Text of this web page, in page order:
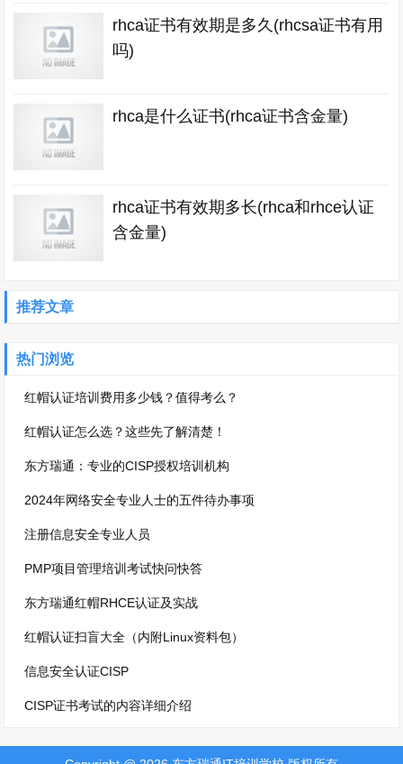
rhca证书有效期是多久(rhcsa证书有用
吗)
rhca是什么证书(rhca证书含金量)
rhca证书有效期多长(rhca和rhce认证
含金量)
推荐文章
热门浏览
红帽认证培训费用多少钱？值得考么？
红帽认证怎么选？这些先了解清楚！
东方瑞通：专业的CISP授权培训机构
2024年网络安全专业人士的五件待办事项
注册信息安全专业人员
PMP项目管理培训考试快问快答
东方瑞通红帽RHCE认证及实战
红帽认证扫盲大全（内附Linux资料包）
信息安全认证CISP
CISP证书考试的内容详细介绍